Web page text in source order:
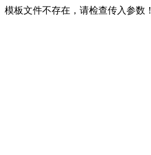
模板文件不存在，请检查传入参数！